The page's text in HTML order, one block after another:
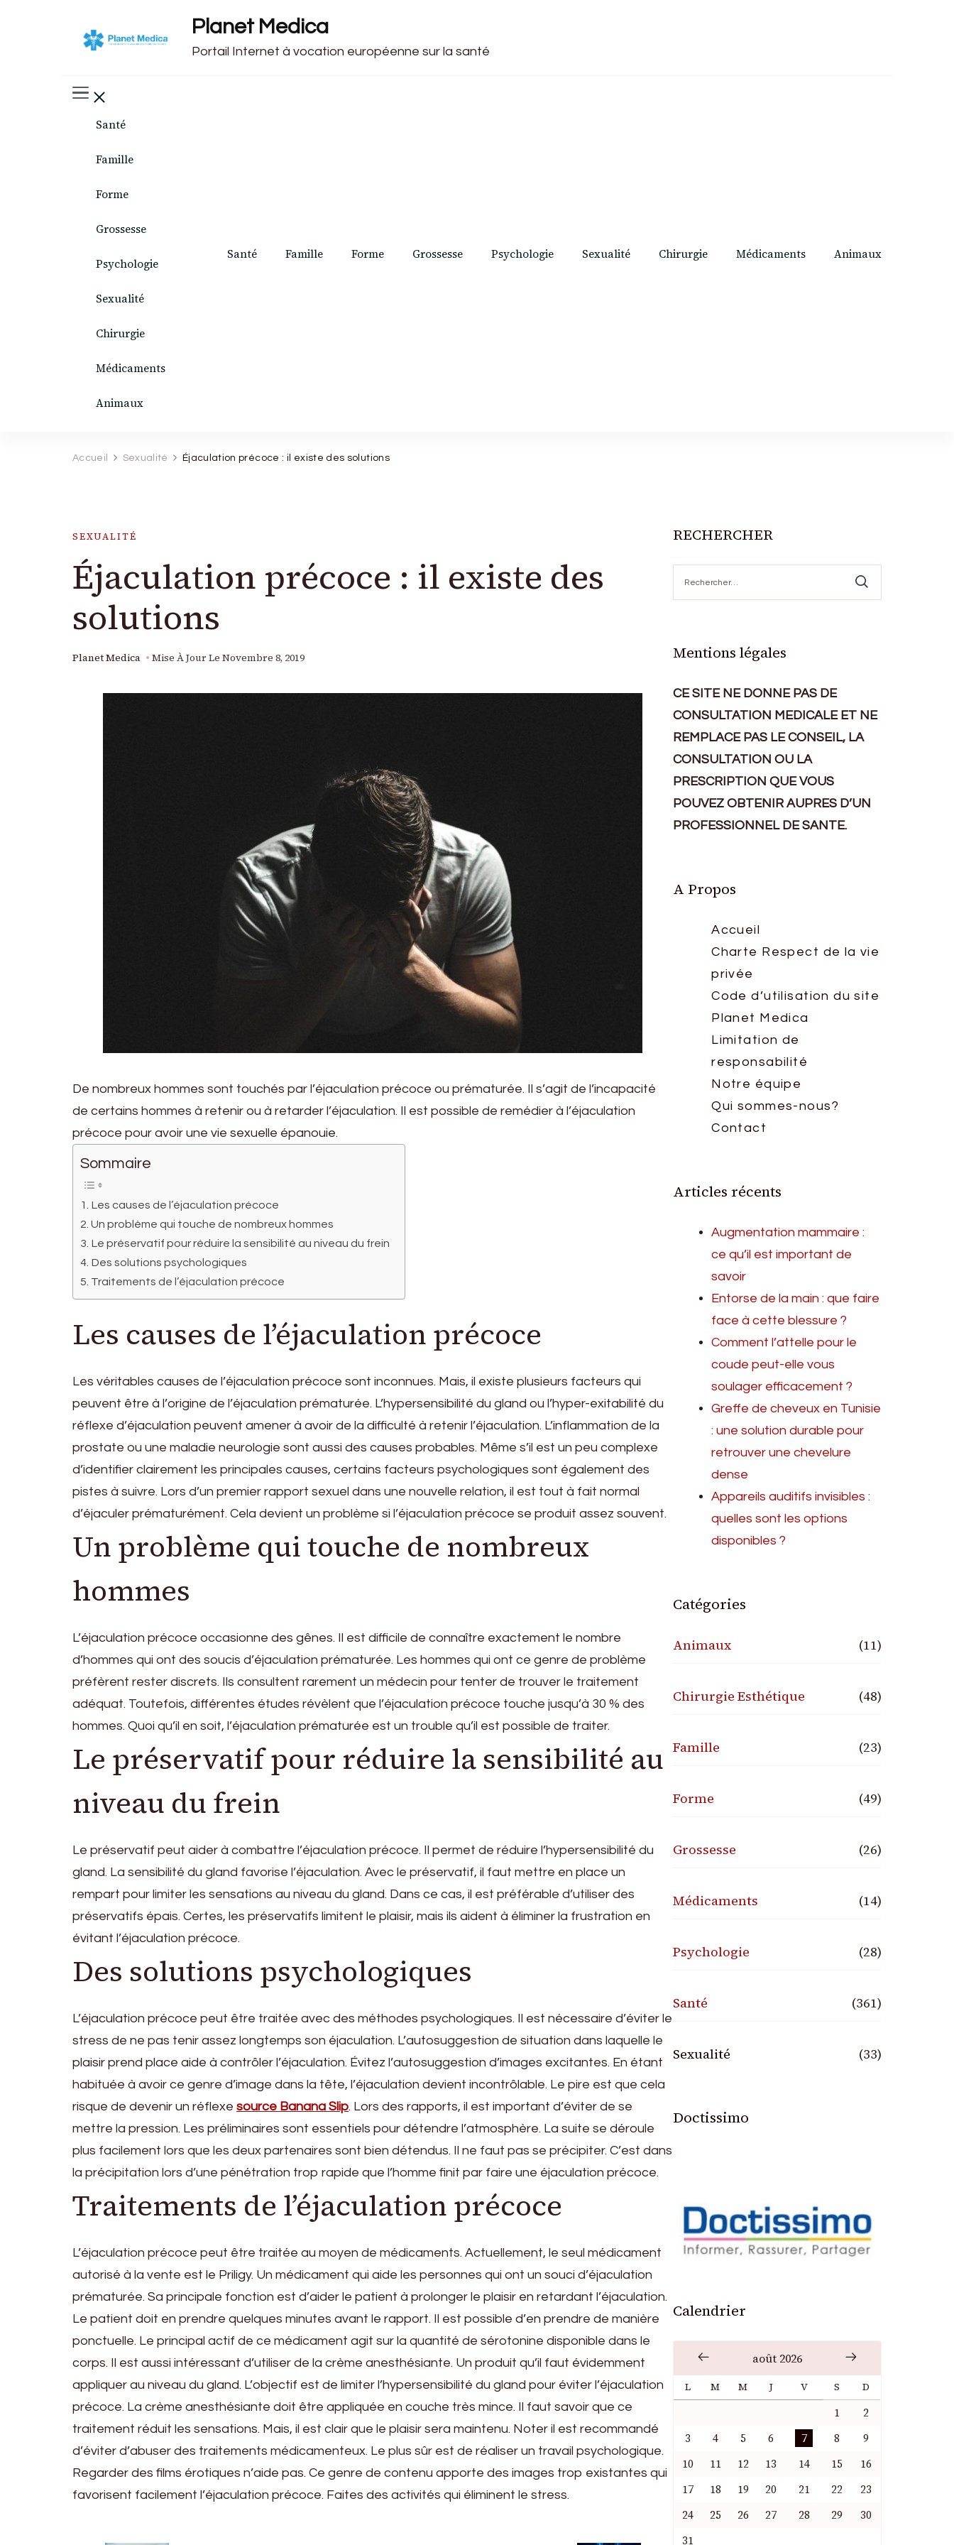
Planet Medica
Portail Internet à vocation européenne sur la santé
Santé
Famille
Forme
Grossesse
Psychologie
Sexualité
Chirurgie
Médicaments
Animaux
Santé Famille Forme Grossesse Psychologie Sexualité Chirurgie Médicaments Animaux
Accueil Sexualité Éjaculation précoce : il existe des solutions
SEXUALITÉ
Éjaculation précoce : il existe des
solutions
Planet Medica Mise À Jour Le Novembre 8, 2019
De nombreux hommes sont touchés par l’éjaculation précoce ou prématurée. Il s’agit de l’incapacité
de certains hommes à retenir ou à retarder l’éjaculation. Il est possible de remédier à l’éjaculation
précoce pour avoir une vie sexuelle épanouie.
Sommaire
Les causes de l’éjaculation précoce
Un problème qui touche de nombreux hommes
Le préservatif pour réduire la sensibilité au niveau du frein
Des solutions psychologiques
Traitements de l’éjaculation précoce
Les causes de l’éjaculation précoce
Les véritables causes de l’éjaculation précoce sont inconnues. Mais, il existe plusieurs facteurs qui
peuvent être à l’origine de l’éjaculation prématurée. L’hypersensibilité du gland ou l’hyper-exitabilité du
réflexe d’éjaculation peuvent amener à avoir de la difficulté à retenir l’éjaculation. L’inflammation de la
prostate ou une maladie neurologie sont aussi des causes probables. Même s’il est un peu complexe
d’identifier clairement les principales causes, certains facteurs psychologiques sont également des
pistes à suivre. Lors d’un premier rapport sexuel dans une nouvelle relation, il est tout à fait normal
d’éjaculer prématurément. Cela devient un problème si l’éjaculation précoce se produit assez souvent.
Un problème qui touche de nombreux
hommes
L’éjaculation précoce occasionne des gênes. Il est difficile de connaître exactement le nombre
d’hommes qui ont des soucis d’éjaculation prématurée. Les hommes qui ont ce genre de problème
préfèrent rester discrets. Ils consultent rarement un médecin pour tenter de trouver le traitement
adéquat. Toutefois, différentes études révèlent que l’éjaculation précoce touche jusqu’à 30 % des
hommes. Quoi qu’il en soit, l’éjaculation prématurée est un trouble qu’il est possible de traiter.
Le préservatif pour réduire la sensibilité au
niveau du frein
Le préservatif peut aider à combattre l’éjaculation précoce. Il permet de réduire l’hypersensibilité du
gland. La sensibilité du gland favorise l’éjaculation. Avec le préservatif, il faut mettre en place un
rempart pour limiter les sensations au niveau du gland. Dans ce cas, il est préférable d’utiliser des
préservatifs épais. Certes, les préservatifs limitent le plaisir, mais ils aident à éliminer la frustration en
évitant l’éjaculation précoce.
Des solutions psychologiques
L’éjaculation précoce peut être traitée avec des méthodes psychologiques. Il est nécessaire d’éviter le
stress de ne pas tenir assez longtemps son éjaculation. L’autosuggestion de situation dans laquelle le
plaisir prend place aide à contrôler l’éjaculation. Évitez l’autosuggestion d’images excitantes. En étant
habituée à avoir ce genre d’image dans la tête, l’éjaculation devient incontrôlable. Le pire est que cela
risque de devenir un réflexe source Banana Slip. Lors des rapports, il est important d’éviter de se
mettre la pression. Les préliminaires sont essentiels pour détendre l’atmosphère. La suite se déroule
plus facilement lors que les deux partenaires sont bien détendus. Il ne faut pas se précipiter. C’est dans
la précipitation lors d’une pénétration trop rapide que l’homme finit par faire une éjaculation précoce.
Traitements de l’éjaculation précoce
L’éjaculation précoce peut être traitée au moyen de médicaments. Actuellement, le seul médicament
autorisé à la vente est le Priligy. Un médicament qui aide les personnes qui ont un souci d’éjaculation
prématurée. Sa principale fonction est d’aider le patient à prolonger le plaisir en retardant l’éjaculation.
Le patient doit en prendre quelques minutes avant le rapport. Il est possible d’en prendre de manière
ponctuelle. Le principal actif de ce médicament agit sur la quantité de sérotonine disponible dans le
corps. Il est aussi intéressant d’utiliser de la crème anesthésiante. Un produit qu’il faut évidemment
appliquer au niveau du gland. L’objectif est de limiter l’hypersensibilité du gland pour éviter l’éjaculation
précoce. La crème anesthésiante doit être appliquée en couche très mince. Il faut savoir que ce
traitement réduit les sensations. Mais, il est clair que le plaisir sera maintenu. Noter il est recommandé
d’éviter d’abuser des traitements médicamenteux. Le plus sûr est de réaliser un travail psychologique.
Regarder des films érotiques n’aide pas. Ce genre de contenu apporte des images trop existantes qui
favorisent facilement l’éjaculation précoce. Faites des activités qui éliminent le stress.
RECHERCHER
Mentions légales
CE SITE NE DONNE PAS DE
CONSULTATION MEDICALE ET NE
REMPLACE PAS LE CONSEIL, LA
CONSULTATION OU LA
PRESCRIPTION QUE VOUS
POUVEZ OBTENIR AUPRES D’UN
PROFESSIONNEL DE SANTE.
A Propos
Accueil
Charte Respect de la vie
privée
Code d’utilisation du site
Planet Medica
Limitation de
responsabilité
Notre équipe
Qui sommes-nous?
Contact
Articles récents
Augmentation mammaire :
ce qu’il est important de
savoir
Entorse de la main : que faire
face à cette blessure ?
Comment l’attelle pour le
coude peut-elle vous
soulager efficacement ?
Greffe de cheveux en Tunisie
: une solution durable pour
retrouver une chevelure
dense
Appareils auditifs invisibles :
quelles sont les options
disponibles ?
Catégories
Animaux (11)
Chirurgie Esthétique (48)
Famille (23)
Forme (49)
Grossesse (26)
Médicaments (14)
Psychologie (28)
Santé (361)
Sexualité (33)
Doctissimo
Calendrier
août 2026
L M M J V S D
1
2
3
4 5 6 7 8
9
10
11 12 13 14 15
16
17
18 19 20 21 22
23
24
25 26 27 28 29
30
31